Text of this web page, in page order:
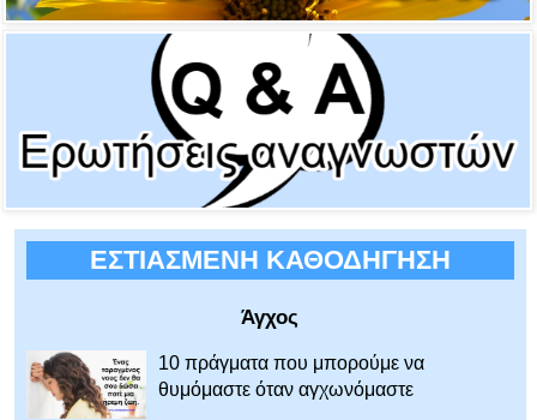
ΕΣΤΙΑΣΜΕΝΗ ΚΑΘΟΔΗΓΗΣΗ
Άγχος
10 πράγματα που μπορούμε να
θυμόμαστε όταν αγχωνόμαστε